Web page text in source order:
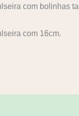
com bolinhas
com 16cm.